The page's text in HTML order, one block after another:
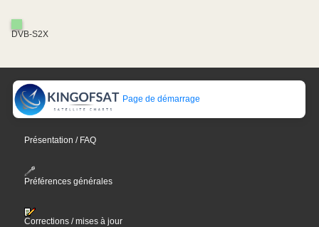
DVB-S2X
Page de démarrage
Présentation / FAQ
Préférences générales
Corrections / mises à jour